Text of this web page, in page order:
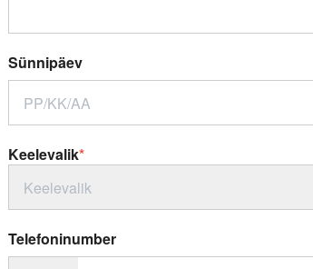
Sünnipäev
Keelevalik*
Keelevalik
Telefoninumber